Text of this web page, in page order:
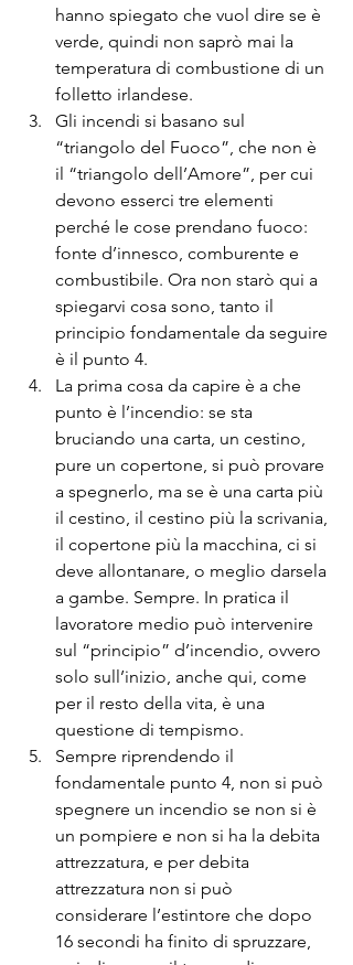
hanno spiegato che vuol dire se è
verde, quindi non saprò mai la
temperatura di combustione di un
folletto irlandese.
Gli incendi si basano sul
“triangolo del Fuoco”, che non è
il “triangolo dell’Amore”, per cui
devono esserci tre elementi
perché le cose prendano fuoco:
fonte d’innesco, comburente e
combustibile. Ora non starò qui a
spiegarvi cosa sono, tanto il
principio fondamentale da seguire
è il punto 4.
La prima cosa da capire è a che
punto è l’incendio: se sta
bruciando una carta, un cestino,
pure un copertone, si può provare
a spegnerlo, ma se è una carta più
il cestino, il cestino più la scrivania,
il copertone più la macchina, ci si
deve allontanare, o meglio darsela
a gambe. Sempre. In pratica il
lavoratore medio può intervenire
sul “principio” d’incendio, ovvero
solo sull’inizio, anche qui, come
per il resto della vita, è una
questione di tempismo.
Sempre riprendendo il
fondamentale punto 4, non si può
spegnere un incendio se non si è
un pompiere e non si ha la debita
attrezzatura, e per debita
attrezzatura non si può
considerare l’estintore che dopo
16 secondi ha finito di spruzzare,